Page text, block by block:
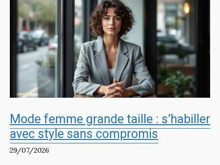
Mode femme grande taille : s’habiller
avec style sans compromis
29/07/2026